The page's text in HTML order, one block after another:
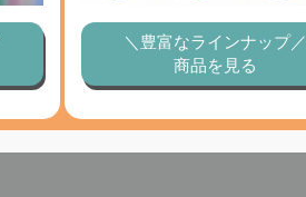
＼豊富なラインナップ／
商品を見る